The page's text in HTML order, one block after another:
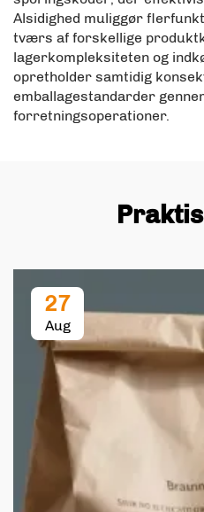
Alsidighed muliggør
tværs af forskellige
lagerkompleksiteten og
opretholder samtidig
emballagestandarder
forretningsoperationer.
27
Aug